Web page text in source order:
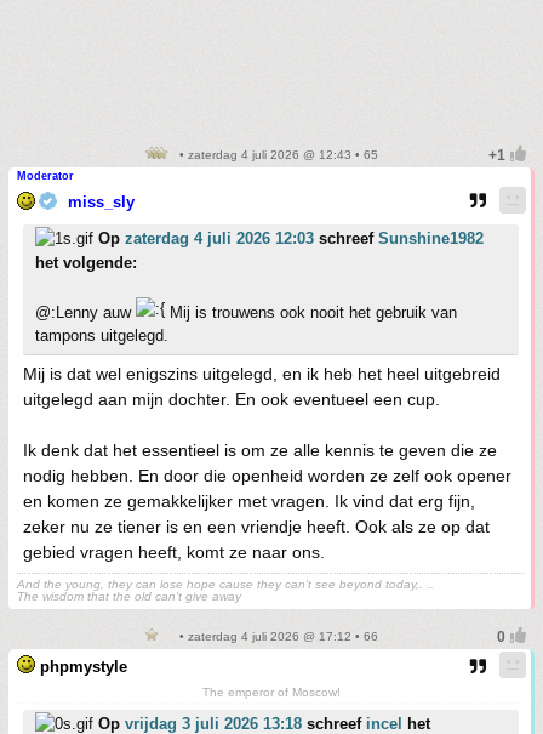
• zaterdag 4 juli 2026 @ 12:43 • 65
Moderator
miss_sly
Op zaterdag 4 juli 2026 12:03 schreef Sunshine1982
het volgende:
@:Lenny auw
Mij is trouwens ook nooit het gebruik van
tampons uitgelegd.
Mij is dat wel enigszins uitgelegd, en ik heb het heel uitgebreid
uitgelegd aan mijn dochter. En ook eventueel een cup.
Ik denk dat het essentieel is om ze alle kennis te geven die ze
nodig hebben. En door die openheid worden ze zelf ook opener
en komen ze gemakkelijker met vragen. Ik vind dat erg fijn,
zeker nu ze tiener is en een vriendje heeft. Ook als ze op dat
gebied vragen heeft, komt ze naar ons.
And the young, they can lose hope cause they can't see beyond today,. ..
The wisdom that the old can't give away
• zaterdag 4 juli 2026 @ 17:12 • 66
phpmystyle
The emperor of Moscow!
Op vrijdag 3 juli 2026 13:18 schreef incel
het